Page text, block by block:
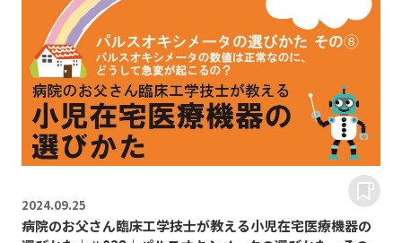
2024.09.25
病院のお父さん臨床工学技士が教える小児在宅医療機器の